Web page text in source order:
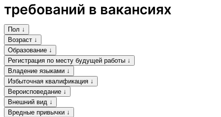
требований в вакансиях
Пол ↓
Возраст ↓
Образование ↓
Регистрация по месту будущей работы ↓
Владение языками ↓
Избыточная квалификация ↓
Вероисповедание ↓
Внешний вид ↓
Вредные привычки ↓